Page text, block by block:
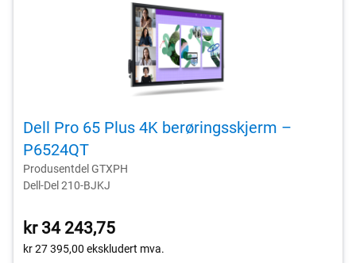
Dell Pro 65 Plus 4K berøringsskjerm –
P6524QT
Produsentdel GTXPH
Dell-Del 210-BJKJ
kr 34 243,75
kr 27 395,00 ekskludert mva.